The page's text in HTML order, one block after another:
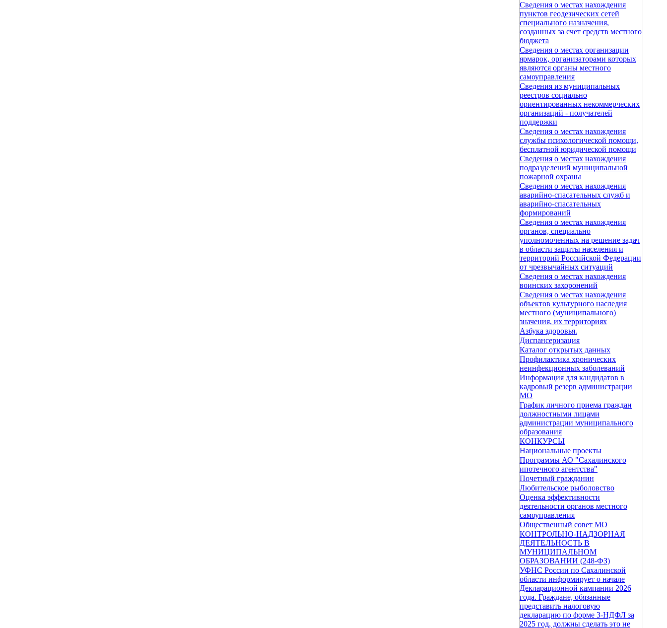
Сведения о местах нахождения
пунктов геодезических сетей
специального назначения,
созданных за счет средств местного
бюджета
Сведения о местах организации
ярмарок, организаторами которых
являются органы местного
самоуправления
Сведения из муниципальных
реестров социально
ориентированных некоммерческих
организаций - получателей
поддержки
Сведения о местах нахождения
службы психологической помощи,
бесплатной юридической помощи
Сведения о местах нахождения
подразделений муниципальной
пожарной охраны
Сведения о местах нахождения
аварийно-спасательных служб и
аварийно-спасательных
формирований
Сведения о местах нахождения
органов, специально
уполномоченных на решение задач
в области защиты населения и
территорий Российской Федерации
от чрезвычайных ситуаций
Сведения о местах нахождения
воинских захоронений
Сведения о местах нахождения
объектов культурного наследия
местного (муниципального)
значения, их территориях
Азбука здоровья.
Диспансеризация
Каталог открытых данных
Профилактика хронических
неинфекционных заболеваний
Информация для кандидатов в
кадровый резерв администрации
МО
График личного приема граждан
должностными лицами
администрации муниципального
образования
КОНКУРСЫ
Национальные проекты
Программы АО "Сахалинского
ипотечного агентства"
Почетный гражданин
Любительское рыболовство
Оценка эффективности
деятельности органов местного
самоуправления
Общественный совет МО
КОНТРОЛЬНО-НАДЗОРНАЯ
ДЕЯТЕЛЬНОСТЬ В
МУНИЦИПАЛЬНОМ
ОБРАЗОВАНИИ (248-ФЗ)
УФНС России по Сахалинской
области информирует о начале
Декларационной кампании 2026
года. Граждане, обязанные
представить налоговую
декларацию по форме 3-НДФЛ за
2025 год, должны сделать это не